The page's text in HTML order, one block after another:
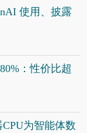
使用、披露
：性价比超
为智能体数